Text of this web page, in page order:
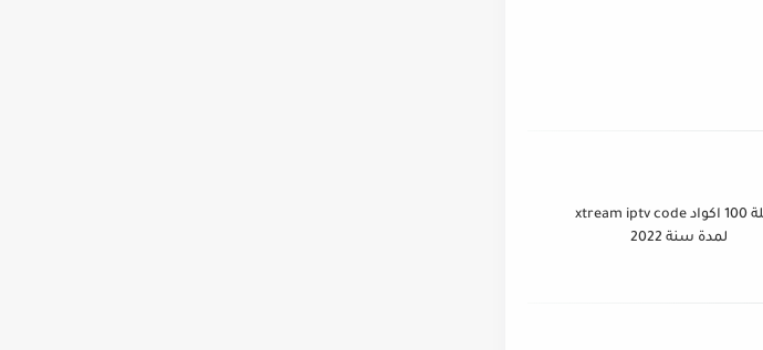
قنبلة 100 اكواد xtream iptv code
لمدة سنة 2022